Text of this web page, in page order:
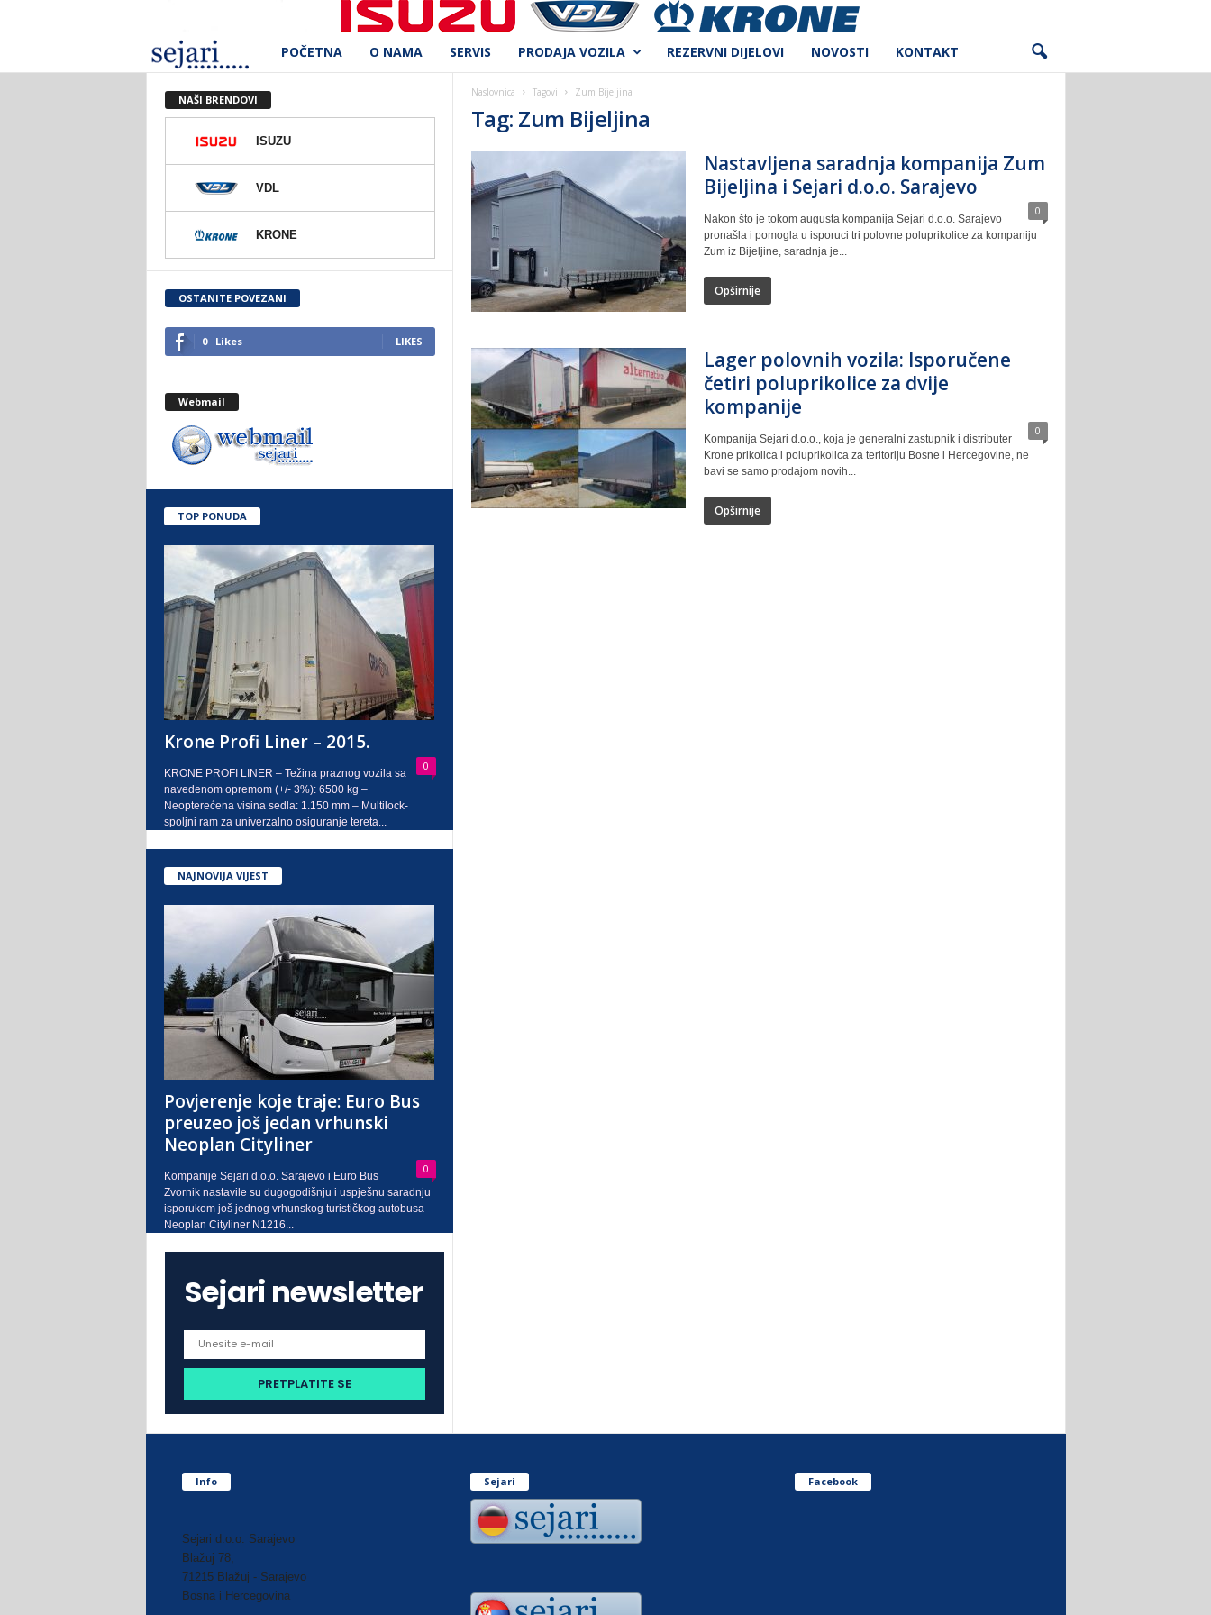
e
r
d
.
o
.
a
j
o
POČETNA O NAMA SERVIS PRODAJA VOZILA REZERVNI DIJELOVI NOVOSTI KONTAKT
Naslovnica Tagovi Zum Bijeljina
Tag: Zum Bijeljina
Nastavljena saradnja kompanija Zum
Bijeljina i Sejari d.o.o. Sarajevo
0
Nakon što je tokom augusta kompanija Sejari d.o.o. Sarajevo
pronašla i pomogla u isporuci tri polovne poluprikolice za kompaniju
Zum iz Bijeljine, saradnja je...
Opširnije
Lager polovnih vozila: Isporučene
četiri poluprikolice za dvije
kompanije
0
Kompanija Sejari d.o.o., koja je generalni zastupnik i distributer
Krone prikolica i poluprikolica za teritoriju Bosne i Hercegovine, ne
bavi se samo prodajom novih...
Opširnije
NAŠI BRENDOVI
ISUZU
VDL
KRONE
OSTANITE POVEZANI
0 Likes LIKES
Webmail
TOP PONUDA
Krone Profi Liner – 2015.
0
KRONE PROFI LINER – Težina praznog vozila sa
navedenom opremom (+/- 3%): 6500 kg –
Neopterećena visina sedla: 1.150 mm – Multilock-
spoljni ram za univerzalno osiguranje tereta...
NAJNOVIJA VIJEST
Povjerenje koje traje: Euro Bus
preuzeo još jedan vrhunski
Neoplan Cityliner
0
Kompanije Sejari d.o.o. Sarajevo i Euro Bus
Zvornik nastavile su dugogodišnju i uspješnu saradnju
isporukom još jednog vrhunskog turističkog autobusa –
Neoplan Cityliner N1216...
Sejari newsletter
Info
Sejari d.o.o. Sarajevo
Blažuj 78,
71215 Blažuj - Sarajevo
Bosna i Hercegovina
Sejari Facebook